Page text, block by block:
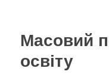
керівництва
із
Масовий
освіту